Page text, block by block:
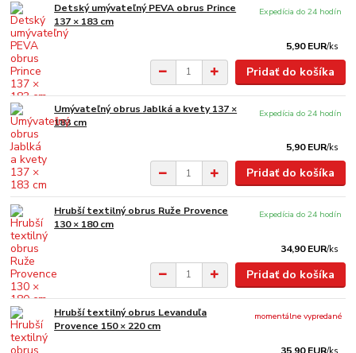
Detský umývateľný PEVA obrus Prince
137 × 183 cm
5,90 EUR/ks
Expedícia do 24 hodín
Pridať do košíka
Umývateľný obrus Jablká a kvety 137 ×
183 cm
5,90 EUR/ks
Expedícia do 24 hodín
Pridať do košíka
Hrubší textilný obrus Ruže Provence
130 × 180 cm
34,90 EUR/ks
Expedícia do 24 hodín
Pridať do košíka
Hrubší textilný obrus Levanduľa
Provence 150 × 220 cm
35,90 EUR
momentálne vypredané